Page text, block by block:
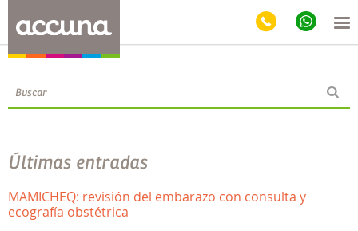
Blog
Últimas entradas
MAMICHEQ: revisión del embarazo con consulta y
ecografía obstétrica